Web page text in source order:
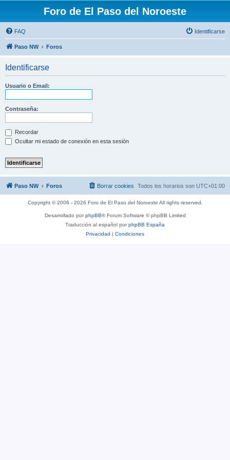
Foro de El Paso del Noroeste
FAQ Identificarse
Paso NW Foros
Identificarse
Usuario o Email:
Contraseña:
Recordar
Ocultar mi estado de conexión en esta sesión
Paso NW Foros Todos los horarios son UTC+01:00
Borrar cookies
Copyright © 2006 - 2026 Foro de El Paso del Noroeste All rights reserved.
Desarrollado porphpBB® Forum Software © phpBB Limited
Traducción al español porphpBB España
Privacidad | Condiciones